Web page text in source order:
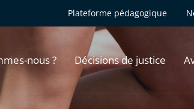
Plateforme pédagogique
nous ? Décisions de justice